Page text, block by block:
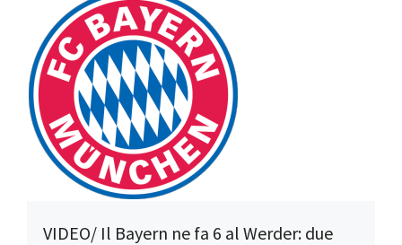
VIDEO/ Il Bayern ne fa 6 al Werder: due